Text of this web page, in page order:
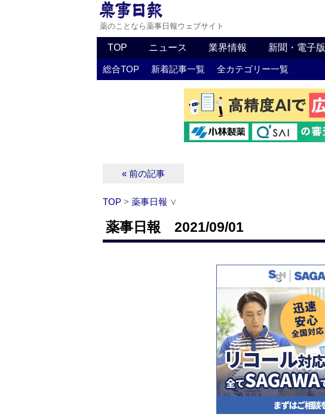
薬のことなら薬事日報ウェブサイト
TOP ニュース 業界情報 新聞・電子版
総合TOP 新着記事一覧 全カテゴリー一覧
« 前の記事
TOP > 薬事日報 ∨
薬事日報 2021/09/01